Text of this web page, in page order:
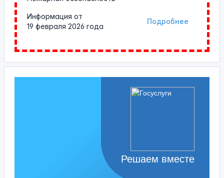
Подробнее
Информация от
19 февраля 2026 года
Решаем вместе